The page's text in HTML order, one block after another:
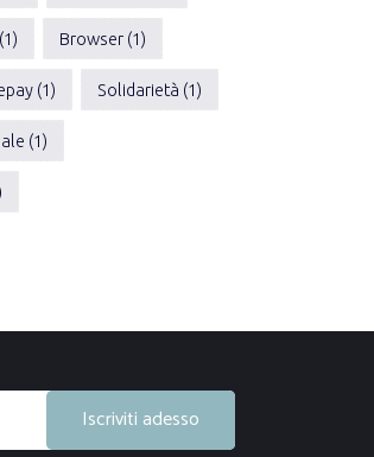
Browser (1)
(1) Solidarietà (1)
(1)
Iscriviti adesso